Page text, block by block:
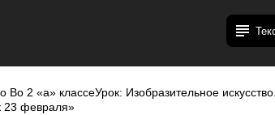
Во 2 «а» классеУрок: Изобразительное искусство.
23 февраля»